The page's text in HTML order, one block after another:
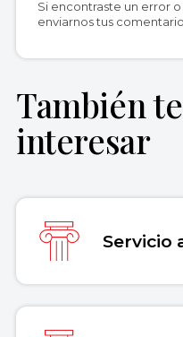
estandarizada
primer nivel.
Equipo editorial,
2026).Reclamo
Copiar cita
Si encontraste un error
enviarnos tus
También
interesar
Servicio